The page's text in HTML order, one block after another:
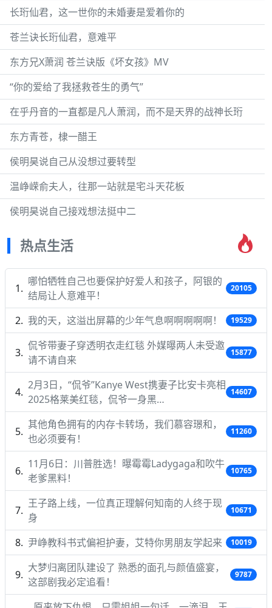
长珩仙君，这一世你的未婚妻是爱着你的
苍兰诀长珩仙君，意难平
东方兄X萧润 苍兰诀版《坏女孩》MV
“你的爱给了我拯救苍生的勇气”
在乎丹音的一直都是凡人萧润，而不是天界的战神长珩
东方青苍，棣一醋王
侯明昊说自己从没想过要转型
温峥嵘俞夫人，往那一站就是宅斗天花板
侯明昊说自己接戏想法挺中二
热点生活
哪怕牺牲自己也要保护好爱人和孩子，阿银的
结局让人意难平！
20105
我的天，这溢出屏幕的少年气息啊啊啊啊啊！ 19529
侃爷带妻子穿透明衣走红毯 外媒曝两人未受邀
请不请自来
15877
2月3日，“侃爷”Kanye West携妻子比安卡亮相
2025格莱美红毯，侃爷一身黑…
14607
其他角色拥有的内存卡转场，我们慕容璟和，
也必须要有！
11260
11月6日：川普胜选！曝霉霉Ladygaga和吹牛
老爹黑料！
10765
王子路上线，一位真正理解何知南的人终于现
身
10671
尹峥教科书式偏袒护妻，艾特你男朋友学起来 10019
大梦归离团队建设了 熟悉的面孔与颜值盛宴，
这部剧我必定追看！
9787